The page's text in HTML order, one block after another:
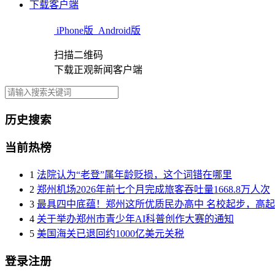
下载客户端
iPhone版 Android版
扫描二维码
下载正观新闻客户端
历史搜索
当前热榜
1 法院认为“老登”属年龄贬损，这个词错在哪里
2 郑州机场2026年前七个月完成旅客吞吐量1668.8万人次
3 最具四中底蕴！郑州这所优质民办高中 名校起步，高
4 关于举办郑州市青少年AI科普创作大赛的通知
5 美国海关已退回约1000亿美元关税
登录注册